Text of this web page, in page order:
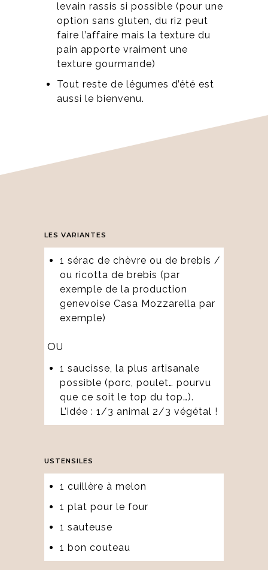
levain rassis si possible (pour une
option sans gluten, du riz peut
faire l’affaire mais la texture du
pain apporte vraiment une
texture gourmande)
Tout reste de légumes d’été est
aussi le bienvenu.
LES VARIANTES
1 sérac de chèvre ou de brebis /
ou ricotta de brebis (par
exemple de la production
genevoise Casa Mozzarella par
exemple)
OU
1 saucisse, la plus artisanale
possible (porc, poulet… pourvu
que ce soit le top du top…).
L’idée : 1/3 animal 2/3 végétal !
USTENSILES
1 cuillère à melon
1 plat pour le four
1 sauteuse
1 bon couteau